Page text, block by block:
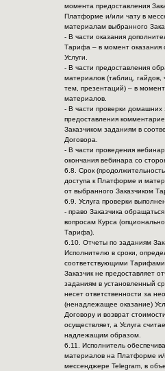
момента предоставления
Платформе и/или чату в
материалам выбранного
- В части оказания
Тарифа – в момент оказания
Услуги.
- В части предоставления
материалов (таблиц, гайдов,
тем, презентаций) – в
материалов.
- В части проверки
предоставления
Заказчиком заданиям в
Договора.
- В части проведения
окончания вебинара со
6.8. Срок
доступа к Платформе и
от выбранного Заказчиком
6.9. Услуга проверки
- право Заказчика
вопросам Курса
Тарифа).
6.10. Отчеты по заданиям
Исполнителю в сроки,
соответствующими
Заказчик не предоставляет
заданиям в установленный
несет ответственности за
(ненадлежащее оказание)
Договору и возврат
осуществляет, а Услуга
надлежащим образом.
6.11. Исполнитель
материалов на Платформе и/
мессенджере Telegram, в